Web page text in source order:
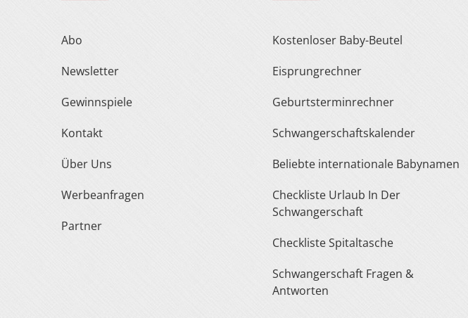
Abo
Newsletter
Gewinnspiele
Kontakt
Über Uns
Werbeanfragen
Partner
Kostenloser Baby-Beutel
Eisprungrechner
Geburtsterminrechner
Schwangerschaftskalender
Beliebte internationale Babynamen
Checkliste Urlaub In Der
Schwangerschaft
Checkliste Spitaltasche
Schwangerschaft Fragen &
Antworten